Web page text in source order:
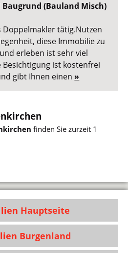
(Bauland Misch)
tätig.Nutzen
diese Immobilie zu
erleben ist sehr viel
Besichtigung ist kostenfrei
gibt Ihnen einen »
finden Sie zurzeit 1
Hauptseite
Burgenland